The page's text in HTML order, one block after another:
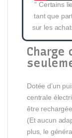
” Certains
tant que
sur les
Charge
Dotée d’un
centrale
être
(Et aucun
plus, le